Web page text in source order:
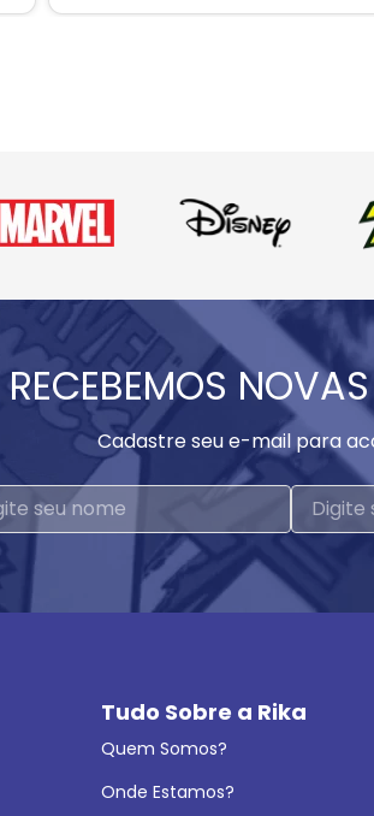
RECEBEMOS
Cadastre seu e-mail para
Tudo Sobre a Rika
Quem Somos?
Onde Estamos?